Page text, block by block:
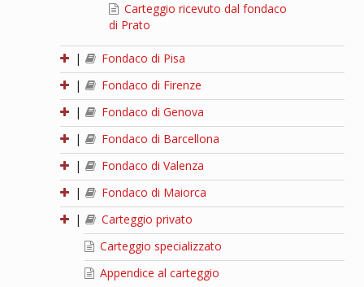
Carteggio ricevuto dal fondaco
di Prato
|
Fondaco di Pisa
|
Fondaco di Firenze
|
Fondaco di Genova
|
Fondaco di Barcellona
|
Fondaco di Valenza
|
Fondaco di Maiorca
|
Carteggio privato
Carteggio specializzato
Appendice al carteggio